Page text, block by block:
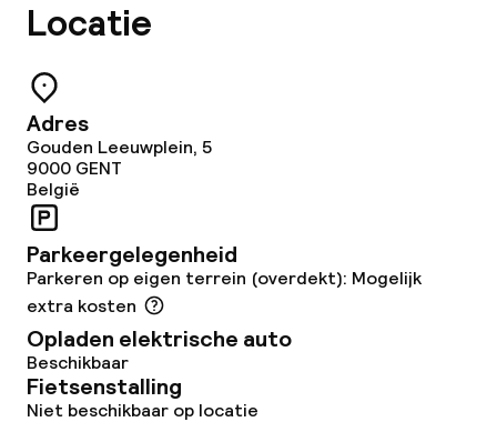
Vegetarische opties
Faciliteiten en diensten voor kinderen
Speeltuin
Babysitservice
Schoonmaakvoorzieningen
Wasservice
Zakelijke faciliteiten
Locatie
Adres
Gouden Leeuwplein, 5
9000 GENT
België
Parkeergelegenheid
Parkeren op eigen terrein (overdekt): Mogelijk
extra kosten
Opladen elektrische auto
Beschikbaar
Fietsenstalling
Niet beschikbaar op locatie